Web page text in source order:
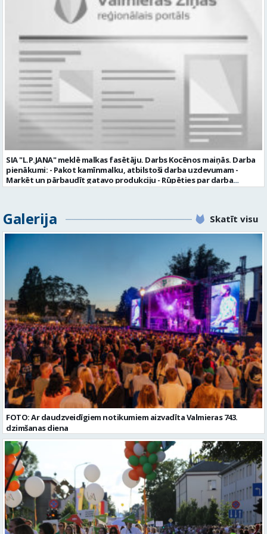
komunikācijas spējas labas iemaņas darbā ar datoru un
elektronisko kases aparātu UZŅĒMUMS PIEDĀVĀ: darbu stabilā
uzņēmumā darba laiku: maiņu grafiks (1. dežūra no plkst. 05.20 līdz
plkst. 16.20 un 2.dežūra no plkst. 12.50-21.00) darba samaksu sākot no
1100 līdz 1250 EUR (pirms nodokļu nomaksas) pilnas sociālās
garantijas veselības apdrošināšanas iespējas dinamisku un
profesionālu darba vidi apmācību pirms darba pienākumu
uzsākšanas CV ar norādi vakancei „dispečers Valmierā” iesniegt līdz
2026. gada 21. augustam (ieskaitot): sūtot elektroniski uz info@vtu-
valmiera.lv personīgi SIA „VTU Valmiera”, Reģ.nr. 40003004220,
„Brandeļi”, Brandeļi, Kocēnu pagasts, Valmieras novads, personāla
daļā darba dienās no plkst. 13:00 līdz 16:00. 2 nedēļu laikā pēc
konkursa termiņa beigām sazināsimies ar pretendentiem, kuri tiks
aicināti uz tikšanos klātienē. Informācijai: 29231565 * Iesniegtos
personas datus SIA “VTU VALMIERA” izmantos, lai konkursa kārtībā
noteiktu vakancei atbilstošāko kandidātu. Ja kandidāts vēlas, lai
viņa personas dati tiktu saglabāti SIA “VTU VALMIERA” iekšējā datu
bāzē ar mērķi tos apstrādāt citos SIA “VTU VALMIERA” personāla
atlases konkursos, tad pieteikumā vakancei lūdzam kandidātam
Valmiera, Valmieras nov. Darba laika veids: Summētais darba laiks
Darba veids: Darbinieka amats uz nenoteiktu laiku Slodze: Viena
vesela slodze Darbības joma: Pakalpojumi Pieteikto vietu skaits: 1
Līgums: Darbinieka amats uz nenoteiktu laiku Aktuāla līdz: 2026-08-
21 Kontaktpersona: CV ar norādi vakancei lūdzu sūtīt uz e-pastu
info@vtu-valmiera.lv vai iesniegt personīgi Izglītības līmenis:
Vispārējā vidējā izglītība
SIA "L.P.JANA" meklē malkas fasētāju. Darbs Kocēnos maiņās. Darba
pienākumi: - Pakot kamīnmalku, atbilstoši darba uzdevumam -
Marķēt un pārbaudīt gatavo produkciju - Rūpēties par darba
padarītā) - Vienmēr laikā izmaksātu algu - Profesionālus un
atbalstošus kolēģus Lūgums CV sūtīt uz e- pastu:
SAIŅOŠANAS OPERATORS Algas izmaksas veids: Laika darba alga
Darba vietas adrese: LATVIJA, Gravas iela 2, Kocēni, Kocēnu pag.,
Valmieras nov. Slodze: Viena vesela slodze Darbības joma: Ražošana
Pieteikto vietu skaits: 2 Aktuāla līdz: 2027-09-07 Darba sākšanas
datums: 2026-08-17 Kontaktpersona: Davids Pavlovs
Galerija Skatīt visu
FOTO: Ar daudzveidīgiem notikumiem aizvadīta Valmieras 743.
dzimšanas diena